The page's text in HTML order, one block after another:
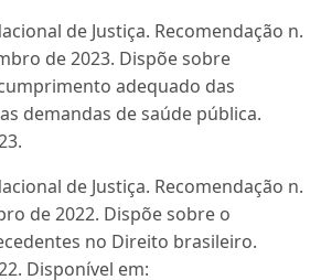
de Justiça. Recomendação n.
de 2023. Dispõe sobre
adequado das
demandas de saúde pública.
de Justiça. Recomendação n.
de 2022. Dispõe sobre o
no Direito brasileiro.
Disponível em: